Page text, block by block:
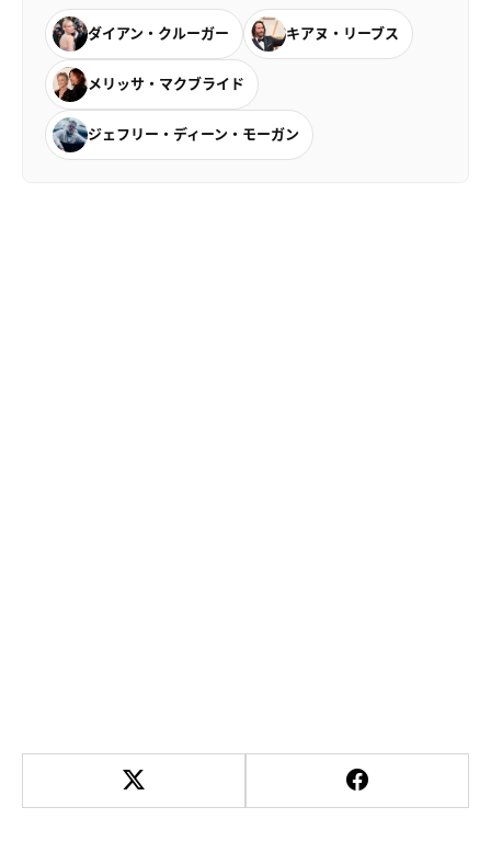
ダイアン・クルーガー キアヌ・リーブス
メリッサ・マクブライド
ジェフリー・ディーン・モーガン